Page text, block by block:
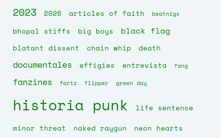
2023 2026 articles of faith beatnigs
bhopal stiffs big boys black flag
blatant dissent chain whip death
documentales effigies entrevista fang
fanzines fartz flipper green day
historia punk life sentence
minor threat naked raygun neon hearts